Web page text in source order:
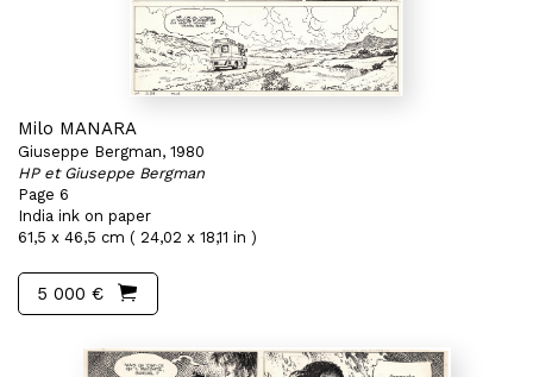
Milo MANARA
Giuseppe Bergman, 1980
HP et Giuseppe Bergman
Page 6
India ink on paper
61,5 x 46,5 cm ( 24,02 x 18,11 in )
5 000 €